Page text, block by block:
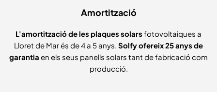
Amortització
L'amortització de les plaques solars fotovoltaiques a
Lloret de Mar és de 4 a 5 anys. Solfy ofereix 25 anys de
garantia en els seus panells solars tant de fabricació com
producció.